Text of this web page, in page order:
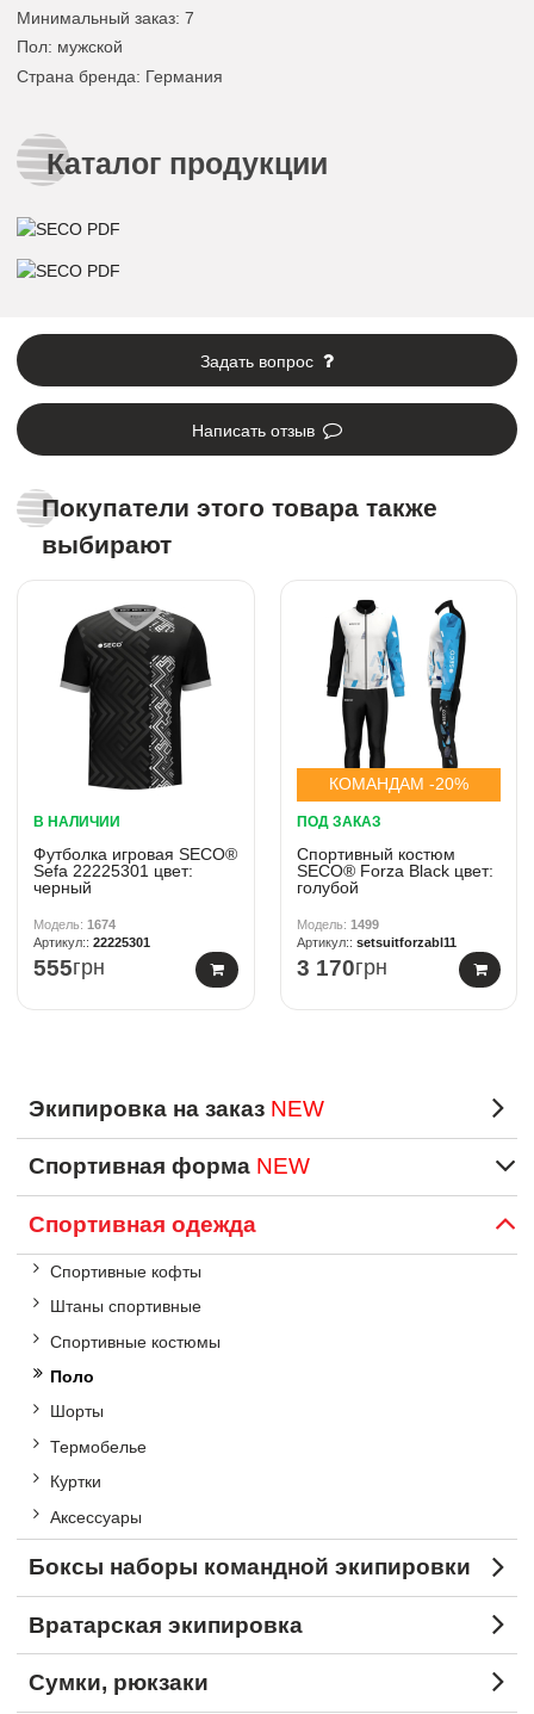
Минимальный заказ: 7
Пол: мужской
Страна бренда: Германия
Каталог продукции
Задать вопрос
Написать отзыв
Покупатели этого товара также
выбирают
В НАЛИЧИИ
Футболка игровая SECO®
Sefa 22225301 цвет:
черный
1674
22225301
555грн
КОМАНДАМ -20%
ПОД ЗАКАЗ
Спортивный костюм
SECO® Forza Black цвет:
голубой
1499
setsuitforzabl11
3 170грн
Экипировка на заказ NEW
Спортивная форма NEW
Спортивная одежда
Спортивные кофты
Штаны спортивные
Спортивные костюмы
Поло
Шорты
Термобелье
Куртки
Аксессуары
Боксы наборы командной экипировки
Вратарская экипировка
Сумки, рюкзаки